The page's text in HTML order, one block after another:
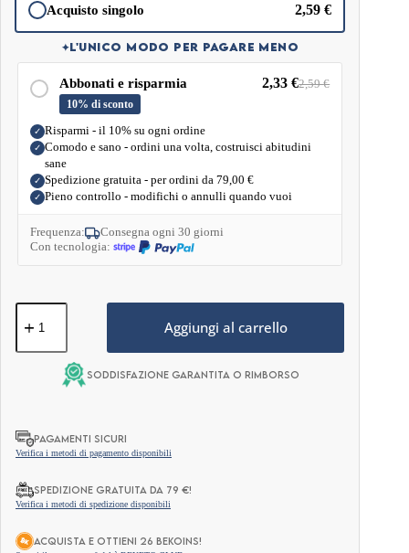
Vitamina C 250 mg
Ingredienti: Acqua, Succo Concentrato di Lampone, Eritritolo,
Polvere di Konjac, Carragenina, Vitamina C, Acido Citrico, Cloruro
di Potassio.
Peso Netto:
Acquisto singolo 2,59€
✦L'UNICO MODO PER PAGARE MENO
Abbonati e risparmia 2,33€2,59€
10% di sconto
✓ Risparmi - il 10% su ogni ordine
✓ Comodo e sano - ordini una volta, costruisci abitudini
sane
✓ Spedizione gratuita - per ordini da 79,00 €
✓ Pieno controllo - modifichi o annulli quando vuoi
Frequenza:
Consegna ogni 30 giorni
Con tecnologia:
Gelatina
Dietetica
&
Vitamine
150g
quantità
Aggiungi al carrello
Soddisfazione garantita o rimborso
PAGAMENTI SICURI
Verifica i metodi di pagamento disponibili
Spedizione gratuita da 79 €!
Verifica i metodi di spedizione disponibili
ACQUISTA e OTTIENI 26 BEKOINS!